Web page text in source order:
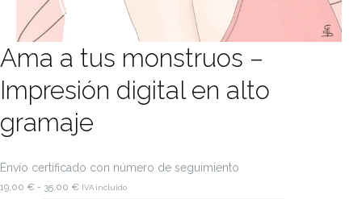
Ama a tus monstruos –
Impresión digital en alto
gramaje
Envío certificado con número de seguimiento
19,00 € - 35,00 € Rango
IVA incluido